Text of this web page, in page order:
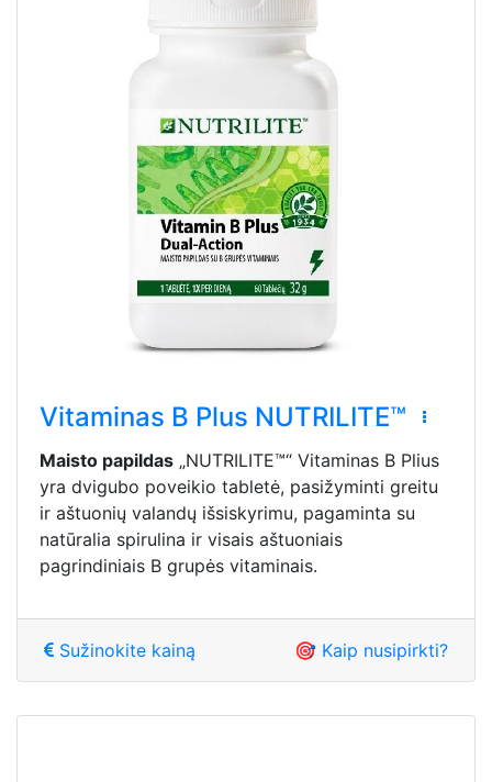
Vitaminas B Plus NUTRILITE™
Maisto papildas „NUTRILITE™“ Vitaminas B Plius
yra dvigubo poveikio tabletė, pasižyminti greitu
ir aštuonių valandų išsiskyrimu, pagaminta su
natūralia spirulina ir visais aštuoniais
pagrindiniais B grupės vitaminais.
Sužinokite kainą 🎯 Kaip nusipirkti?